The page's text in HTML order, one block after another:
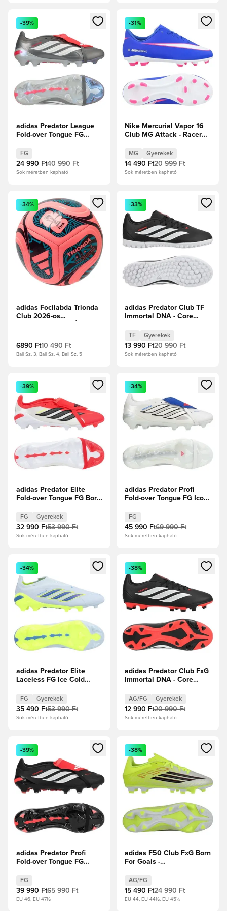
Megnyit egy modált a bejelentkezéshez vagy a tagként
-39%
adidas Predator League
Fold-over Tongue FG
Vasfém/Fehér cipők/
Élénkpiros
FG
24 990 Ft40 990 Ft
Sok méretben kapható
Megnyit egy modált a
-31%
Nike Mercurial Vapor 16
Club MG Attack - Racer
MG Gyerekek
14 490 Ft20 999 Ft
Sok méretben kapható
Megnyit egy modált a bejelentkezéshez vagy a tagként
-34%
adidas Focilabda Trionda
Club 2026-os
6890 Ft10 490 Ft
Ball Sz. 3, Ball Sz. 4, Ball Sz. 5
Megnyit egy modált a
-33%
adidas Predator Club TF
Immortal DNA - Core
Élénkpiros Gyerek
TF Gyerekek
13 990 Ft20 990 Ft
Sok méretben kapható
Megnyit egy modált a bejelentkezéshez vagy a tagként
-39%
adidas Predator Elite
Fold-over Tongue FG Born
Élénkpiros/Core
Black/Fehér cipők Gyerek
FG Gyerekek
32 990 Ft53 990 Ft
Sok méretben kapható
Megnyit egy modált a
-34%
adidas Predator Profi
Fold-over Tongue FG Icon
cipők/Zero
metál/Királykék
FG
45 990 Ft69 990 Ft
Sok méretben kapható
Megnyit egy modált a bejelentkezéshez vagy a tagként
-34%
adidas Predator Elite
Laceless FG Ice Cold
Sky/Ray Blue/Napsárga
Gyerek
FG Gyerekek
35 490 Ft53 990 Ft
Sok méretben kapható
Megnyit egy modált a
-38%
adidas Predator Club FxG
Immortal DNA - Core
Élénkpiros Gyerek
AG/FG Gyerekek
12 990 Ft20 990 Ft
Sok méretben kapható
Megnyit egy modált a bejelentkezéshez vagy a tagként
-39%
adidas Predator Profi
Fold-over Tongue FG
Black/Fehér cipők/
Élénkpiros
FG
39 990 Ft65 990 Ft
EU 46, EU 47½
Megnyit egy modált a
-38%
adidas F50 Club FxG Born
For Goals -
Élénkpiros
AG/FG
15 490 Ft24 990 Ft
EU 44, EU 44½, EU 45½